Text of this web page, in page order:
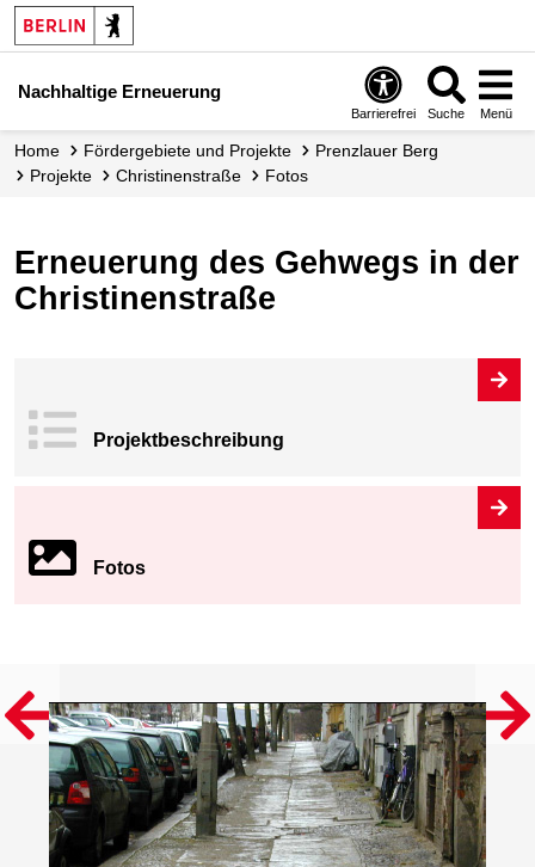
Nachhaltige Erneuerung
Barrierefrei Suche Menü
Home Fördergebiete und Projekte
Prenzlauer Berg
Projekte
Christinenstraße Fotos
Erneuerung des Gehwegs in der
Christinenstraße
Projekt­beschreibung
Fotos